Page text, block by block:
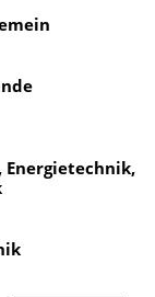
Energietechnik,